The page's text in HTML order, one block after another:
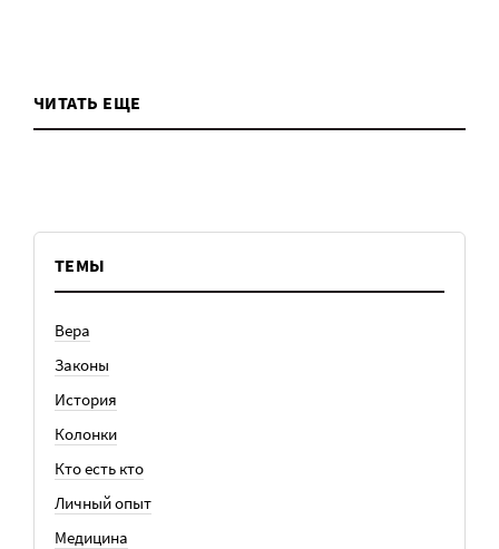
ЧИТАТЬ ЕЩЕ
ТЕМЫ
Вера
Законы
История
Колонки
Кто есть кто
Личный опыт
Медицина